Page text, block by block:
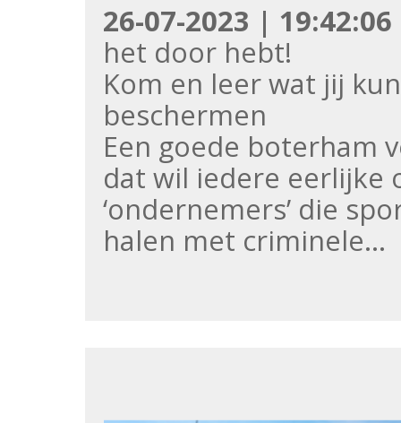
26-07-2023 | 19:42:06
het door hebt!
Kom en leer wat jij
beschermen
Een goede boterham
dat wil iedere eerlijke
‘ondernemers’ die
halen met criminele…